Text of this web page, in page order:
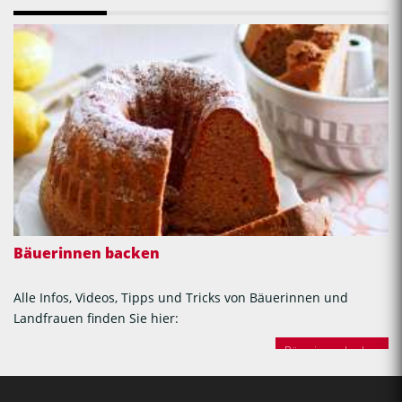
Bäuerinnen backen
Alle Infos, Videos, Tipps und Tricks von Bäuerinnen und
Landfrauen finden Sie hier:
Bäuerinnen backen